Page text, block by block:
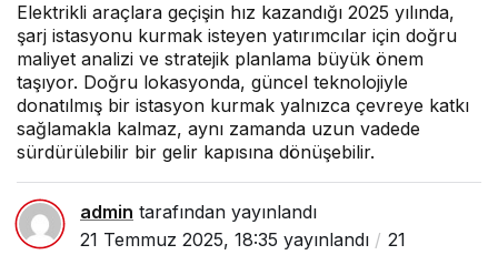
Elektrikli araçlara geçişin hız kazandığı 2025 yılında,
şarj istasyonu kurmak isteyen yatırımcılar için doğru
maliyet analizi ve stratejik planlama büyük önem
taşıyor. Doğru lokasyonda, güncel teknolojiyle
donatılmış bir istasyon kurmak yalnızca çevreye katkı
sağlamakla kalmaz, aynı zamanda uzun vadede
sürdürülebilir bir gelir kapısına dönüşebilir.
admin tarafından yayınlandı
21 Temmuz 2025, 18:35 yayınlandı
21